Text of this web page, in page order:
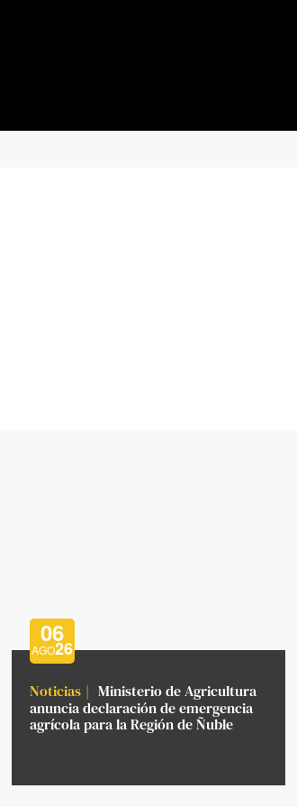
06
AGO26
Noticias
Ministerio de Agricultura
anuncia declaración de emergencia
agrícola para la Región de Ñuble